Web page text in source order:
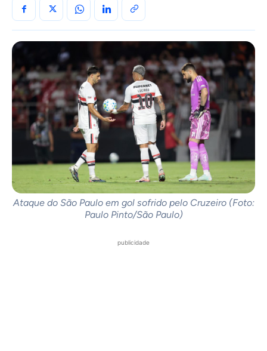
Ataque do São Paulo em gol sofrido pelo Cruzeiro (Foto:
Paulo Pinto/São Paulo)
publicidade